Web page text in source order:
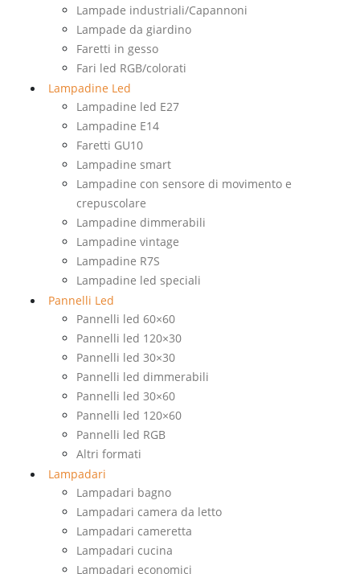
Lampade industriali/Capannoni
Lampade da giardino
Faretti in gesso
Fari led RGB/colorati
Lampadine Led
Lampadine led E27
Lampadine E14
Faretti GU10
Lampadine smart
Lampadine con sensore di movimento e
crepuscolare
Lampadine dimmerabili
Lampadine vintage
Lampadine R7S
Lampadine led speciali
Pannelli Led
Pannelli led 60×60
Pannelli led 120×30
Pannelli led 30×30
Pannelli led dimmerabili
Pannelli led 30×60
Pannelli led 120×60
Pannelli led RGB
Altri formati
Lampadari
Lampadari bagno
Lampadari camera da letto
Lampadari cameretta
Lampadari cucina
Lampadari economici